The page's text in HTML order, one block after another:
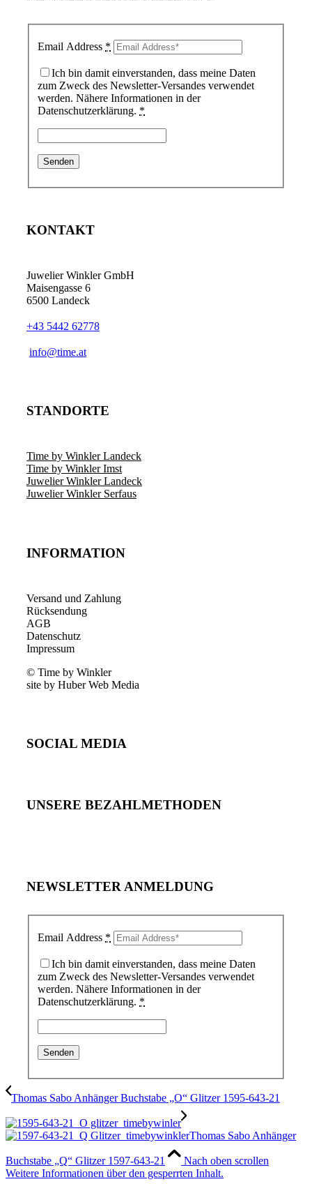
Email Address *
Ich bin damit einverstanden, dass meine Daten
zum Zweck des Newsletter-Versandes verwendet
werden. Nähere Informationen in der
Datenschutzerklärung. *
KONTAKT
Juwelier Winkler GmbH
Maisengasse 6
6500 Landeck
+43 5442 62778
info@time.at
STANDORTE
Time by Winkler Landeck
Time by Winkler Imst
Juwelier Winkler Landeck
Juwelier Winkler Serfaus
INFORMATION
Versand und Zahlung
Rücksendung
AGB
Datenschutz
Impressum
© Time by Winkler
site by Huber Web Media
SOCIAL MEDIA
UNSERE BEZAHLMETHODEN
NEWSLETTER ANMELDUNG
Email Address *
Ich bin damit einverstanden, dass meine Daten
zum Zweck des Newsletter-Versandes verwendet
werden. Nähere Informationen in der
Datenschutzerklärung. *
Thomas Sabo Anhänger Buchstabe „O“ Glitzer 1595-643-21
Thomas Sabo Anhänger
Buchstabe „Q“ Glitzer 1597-643-21
Nach oben scrollen
Weitere Informationen über den gesperrten Inhalt.